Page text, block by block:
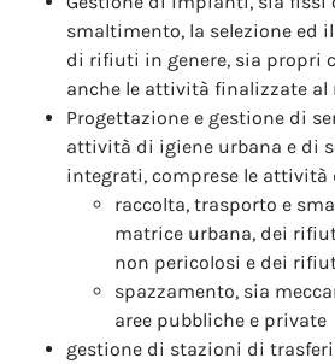
smaltimento, la selezione ed
di rifiuti in genere, sia propri
anche le attività finalizzate
Progettazione e gestione di
attività di igiene urbana e di
integrati, comprese le attività
raccolta, trasporto e
matrice urbana, dei
non pericolosi e dei
spazzamento, sia
aree pubbliche e private
gestione di stazioni di